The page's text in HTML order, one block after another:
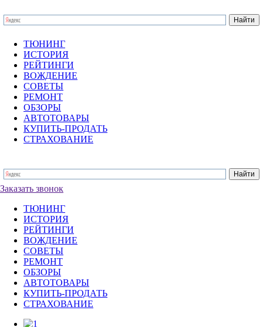
ТЮНИНГ
ИСТОРИЯ
РЕЙТИНГИ
ВОЖДЕНИЕ
СОВЕТЫ
РЕМОНТ
ОБЗОРЫ
АВТОТОВАРЫ
КУПИТЬ-ПРОДАТЬ
СТРАХОВАНИЕ
Заказать звонок
ТЮНИНГ
ИСТОРИЯ
РЕЙТИНГИ
ВОЖДЕНИЕ
СОВЕТЫ
РЕМОНТ
ОБЗОРЫ
АВТОТОВАРЫ
КУПИТЬ-ПРОДАТЬ
СТРАХОВАНИЕ